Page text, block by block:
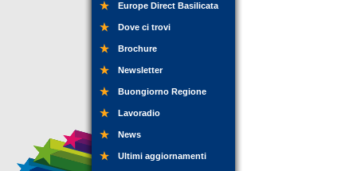
Europe Direct Basilicata
Dove ci trovi
Brochure
Newsletter
Buongiorno Regione
Lavoradio
News
Ultimi aggiornamenti